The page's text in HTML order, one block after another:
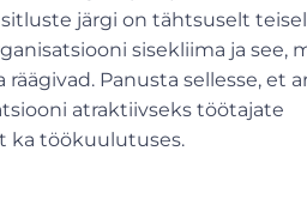
järgi on tähtsuselt teisel
sisekliima ja see,
Panusta sellesse, et
atraktiivseks töötajate
ka töökuulutuses.